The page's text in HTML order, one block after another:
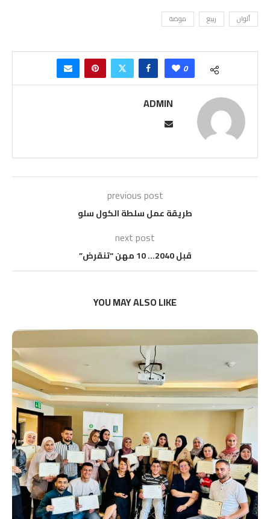
ألوان ربيع موضة
0
ADMIN
previous post
طريقة عمل سلطة الكول سلو
next post
قبل 2040… 10 مهن “تنقرض”
YOU MAY ALSO LIKE